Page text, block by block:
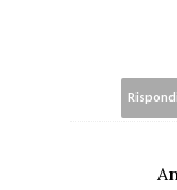
Rispondi